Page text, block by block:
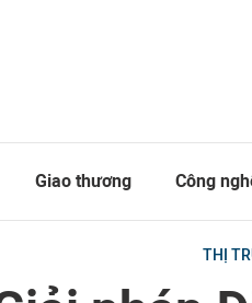
Giao thương Công
THỊ